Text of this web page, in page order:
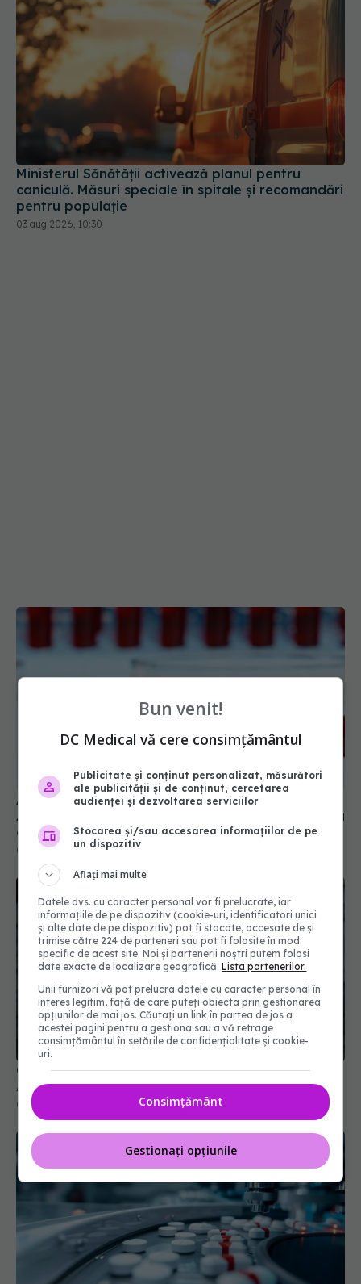
Ministerul Sănătății activează planul pentru
caniculă. Măsuri speciale în spitale și recomandări
pentru populație
03 aug 2026, 10:30
Alertă în Europa după un nou caz de hantavirus
Anzi, singura tulpină care se transmite de la om la
om
06 aug 2026, 20:06
Colebil și Panzcebil, blocate temporar în farmacii.
ANMDMR explică de ce a luat măsura
06 aug 2026, 16:37
Bun venit!
DC Medical vă cere consimțământul
Publicitate și conținut personalizat, măsurători
ale publicității și de conținut, cercetarea
audienței și dezvoltarea serviciilor
Stocarea și/sau accesarea informațiilor de pe
un dispozitiv
Aflați mai multe
Datele dvs. cu caracter personal vor fi prelucrate, iar
informațiile de pe dispozitiv (cookie-uri, identificatori unici
și alte date de pe dispozitiv) pot fi stocate, accesate de și
trimise către 224 de parteneri sau pot fi folosite în mod
specific de acest site. Noi și partenerii noștri putem folosi
date exacte de localizare geografică.Lista partenerilor.
Unii furnizori vă pot prelucra datele cu caracter personal în
interes legitim, față de care puteți obiecta prin gestionarea
opțiunilor de mai jos. Căutați un link în partea de jos a
acestei pagini pentru a gestiona sau a vă retrage
consimțământul în setările de confidențialitate și cookie-
uri.
Consimțământ
Gestionați opțiunile